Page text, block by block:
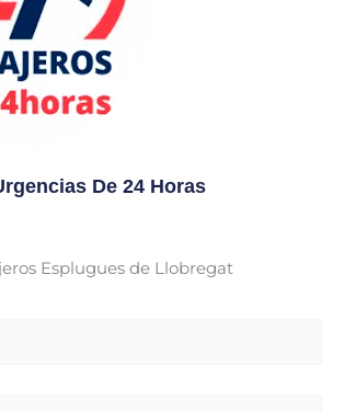
De 24 Horas
Esplugues de Llobregat